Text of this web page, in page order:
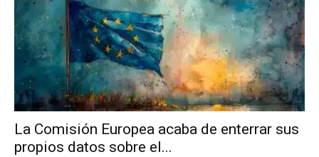
La Comisión Europea acaba de enterrar sus
propios datos sobre el...